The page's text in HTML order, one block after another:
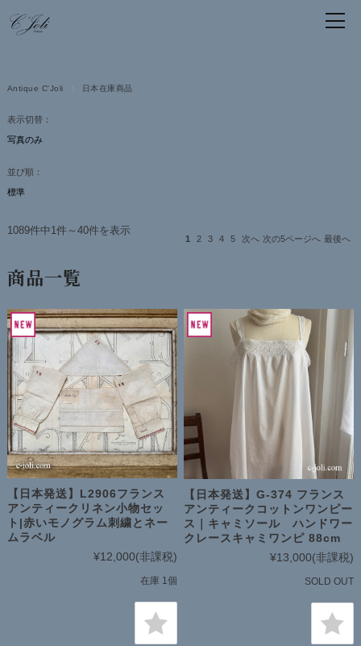
Antique C'Joli 日本在庫商品
表示切替：
並び順：
1089件中1件～40件を表示
1 2 3 4 5 次へ 次の5ページへ 最後へ
商品一覧
【日本発送】L2906フランス
アンティークリネン小物セッ
ト|赤いモノグラム刺繍とネー
ムラベル
¥12,000(非課税)
在庫 1個
【日本発送】G-374 フランス
アンティークコットンワンピー
ス｜キャミソール ハンドワー
クレースキャミワンピ 88cm
¥13,000(非課税)
SOLD OUT